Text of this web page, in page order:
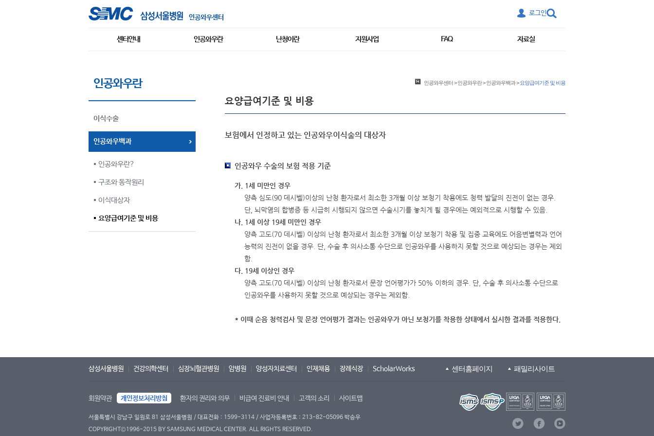
인공와우센터
로그인
센터안내 인공와우란 난청이란 지원사업 FAQ 자료실
인공와우란
이식수술
인공와우백과
인공와우란?
구조와 동작원리
이식대상자
요양급여기준 및 비용
인공와우센터>인공와우란>인공와우백과>요양급여기준 및 비용
요양급여기준 및 비용
보험에서 인정하고 있는 인공와우이식술의 대상자
인공와우 수술의 보험 적용 기준
가. 1세 미만인 경우
양측 심도(90 데시벨)이상의 난청 환자로서 최소한 3개월 이상 보청기 착용에도 청력 발달의 진전이 없는 경우.
단, 뇌막염의 합병증 등 시급히 시행되지 않으면 수술시기를 놓치게 될 경우에는 예외적으로 시행할 수 있음.
나. 1세 이상 19세 미만인 경우
양측 고도(70 데시벨) 이상의 난청 환자로서 최소한 3개월 이상 보청기 착용 및 집중 교육에도 어음변별력과 언어
능력의 진전이 없을 경우. 단, 수술 후 의사소통 수단으로 인공와우를 사용하지 못할 것으로 예상되는 경우는 제외
함.
다. 19세 이상인 경우
양측 고도(70 데시벨) 이상의 난청 환자로서 문장 언어평가가 50% 이하의 경우. 단, 수술 후 의사소통 수단으로
인공와우를 사용하지 못할 것으로 예상되는 경우는 제외함.
* 이때 순음 청력검사 및 문장 언어평가 결과는 인공와우가 아닌 보청기를 착용한 상태에서 실시한 결과를 적용한다.
삼성서울병원 건강의학센터 심장뇌혈관병원 암병원 양성자치료센터 인재채용 장례식장 ScholarWorks 센터홈페이지 패밀리사이트
회원약관 개인정보처리방침 환자의 권리와 의무 비급여 진료비 안내 고객의 소리 사이트맵
서울특별시 강남구 일원로 81 삼성서울병원 / 대표전화 : 1599-3114 / 사업자등록번호 : 213-82-05096 박승우
COPYRIGHT©1996-2015 BY SAMSUNG MEDICAL CENTER. ALL RIGHTS RESERVED.